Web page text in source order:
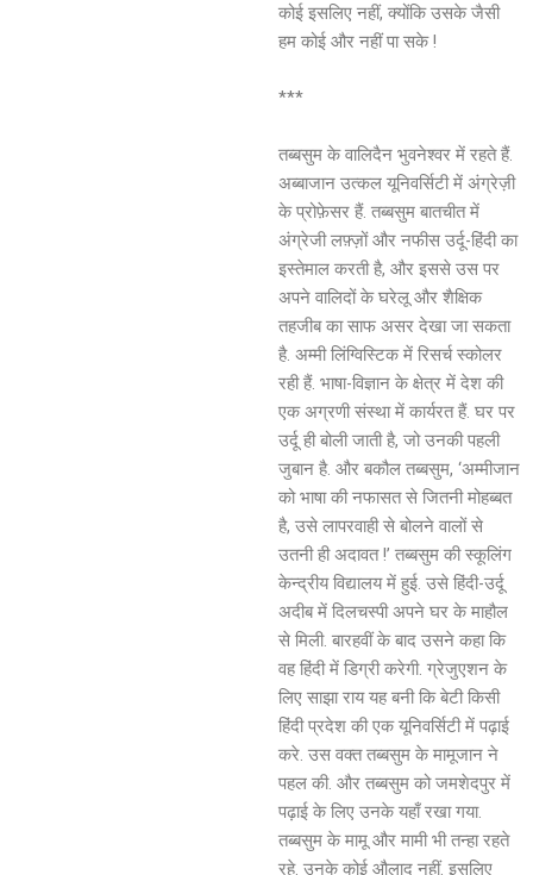
कोई इसलिए नहीं, क्योंकि उसके जैसी
हम कोई और नहीं पा सके !
***
तब्बसुम के वालिदैन भुवनेश्वर में रहते हैं.
अब्बाजान उत्कल यूनिवर्सिटी में अंग्रेज़ी
के प्रोफ़ेसर हैं. तब्बसुम बातचीत में
अंग्रेजी लफ़्ज़ों और नफीस उर्दू-हिंदी का
इस्तेमाल करती है, और इससे उस पर
अपने वालिदों के घरेलू और शैक्षिक
तहजीब का साफ असर देखा जा सकता
है. अम्मी लिंग्विस्टिक में रिसर्च स्कोलर
रही हैं. भाषा-विज्ञान के क्षेत्र में देश की
एक अग्रणी संस्था में कार्यरत हैं. घर पर
उर्दू ही बोली जाती है, जो उनकी पहली
जुबान है. और बकौल तब्बसुम, ‘अम्मीजान
को भाषा की नफासत से जितनी मोहब्बत
है, उसे लापरवाही से बोलने वालों से
उतनी ही अदावत !’ तब्बसुम की स्कूलिंग
केन्द्रीय विद्यालय में हुई. उसे हिंदी-उर्दू
अदीब में दिलचस्पी अपने घर के माहौल
से मिली. बारहवीं के बाद उसने कहा कि
वह हिंदी में डिग्री करेगी. ग्रेजुएशन के
लिए साझा राय यह बनी कि बेटी किसी
हिंदी प्रदेश की एक यूनिवर्सिटी में पढ़ाई
करे. उस वक्त तब्बसुम के मामूजान ने
पहल की. और तब्बसुम को जमशेदपुर में
पढ़ाई के लिए उनके यहाँ रखा गया.
तब्बसुम के मामू और मामी भी तन्हा रहते
रहे. उनके कोई औलाद नहीं. इसलिए